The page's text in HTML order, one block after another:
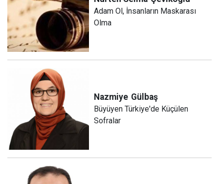
Adam Ol, İnsanların Maskarası
Olma
Nazmiye Gülbaş
Büyüyen Türkiye'de Küçülen
Sofralar